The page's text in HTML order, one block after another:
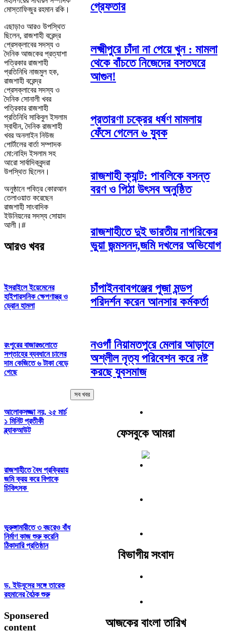
মোস্তাফিজুর রহমান রকি।
এছাড়াও আরও উপস্থিত
ছিলেন, রাজশাহী বরেন্দ্র
প্রেসক্লাবের সদস্য ও
দৈনিক আজকের প্রত্যাশা
পত্রিকার রাজশাহী
প্রতিনিধি নাজমুল হক,
রাজশাহী বরেন্দ্র
প্রেসক্লাবের সদস্য ও
দৈনিক সোনালী খবর
পত্রিকার রাজশাহী
প্রতিনিধি সাকিবুল ইসলাম
স্বাধীন, দৈনিক রাজশাহী
খবর অনলাইন নিউজ
পোর্টালের বার্তা সম্পাদক
মো:নাহিদ ইসলাম সহ
আরো সার্বাদিকবৃন্দরা
উপস্থিত ছিলেন।
অনুষ্ঠানে পবিত্র কোরআন
তেলাওয়াত করেছেন
রাজশাহী সাংবাদিক
ইউনিয়নের সদস্য সোয়াদ
আলী।#
আরও খবর
ইসরাইলে ইয়েমেনের
হাইপারসনিক ক্ষেপণাস্ত্র ও
ড্রোন হামলা
রংপুরের বাজারগুলোতে
সপ্তাহের ব্যবধানে চালের
দাম কেজিতে ৬ টাকা বেড়ে
গেছে
আলোকসজ্জা নয়, ২৫ মার্চ
১ মিনিট প্রতীকী
ব্ল্যাকআউট
রাজশাহীতে বৈধ প্রক্রিয়ায়
জমি ক্রয় করে বিপাকে
চিকিৎসক
ভূরুঙ্গামারীতে ৩ বছরেও বাঁধ
নির্মাণ কাজ শুরু করেনি
ঠিকাদারি প্রতিষ্ঠান
ড. ইউনূসের সঙ্গে তারেক
রহমানের বৈঠক শুরু
Sponsered
content
গ্রেফতার
লক্ষ্মীপুরে চাঁদা না পেয়ে খুন : মামলা
থেকে বাঁচতে নিজেদের বসতঘরে
আগুন!
প্রতারণা চক্রের ধর্ষণ মামলায়
ফেঁসে গেলেন ৬ যুবক
রাজশাহী ক্যান্ট: পাবলিকে বসন্ত
বরণ ও পিঠা উৎসব অনুষ্ঠিত
রাজশাহীতে দুই ভারতীয় নাগরিকের
ভুয়া জন্মসনদ,জমি দখলের অভিযোগ
চাঁপাইনবাবগঞ্জের পূজা মন্ডপ
পরিদর্শন করেন আনসার কর্মকর্তা
নওগাঁ নিয়ামতপুরে মেলার আড়ালে
অশ্লীল নৃত্য পরিবেশন করে নষ্ট
করছে যুবসমাজ
সব খবর
ফেসবুকে আমরা
বিভাগীয় সংবাদ
আজকের বাংলা তারিখ